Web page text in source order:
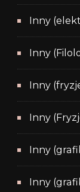
Inny
Inny
Inny
Inny
Inny
Inny